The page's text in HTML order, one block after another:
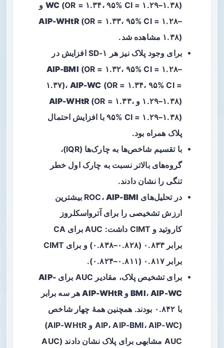
WC(OR = ۱.۳۴، ۹۵% CI = ۱.۲۹–۱.۳۸) و
AIP-WHtR(OR = ۱.۳۳، ۹۵% CI = ۱.۲۸–
۱.۳۸) مشاهده شد.
برای وجود پلاک نیز هر ۱-SD افزایش در
AIP-BMI (OR = ۱.۳۲، ۹۵% CI = ۱.۲۸–
۱.۳۷)، AIP-WC (OR = ۱.۳۴، ۹۵% CI =
۱.۲۹–۱.۳۸) و
AIP-WHtR(OR = ۱.۳۳،
۹۵% CI = ۱.۲۹–۱.۳۸) با افزایش احتمال
پلاک همراه بود.
با تقسیم شاخص‌ها به چارک‌ها (IQR)،
گروه‌های بالاتر نسبت به چارک اول خطر
تنگی را نشان دادند.
در تحلیل‌های ROC، AIP-BMI
بیشترین
ارزش تشخیصی را برای آترواسکلروز
کاروتید و CIMT داشت: AUC برای CA
برابر ۰.۸۳۳ (۰.۸۲۸–۰.۸۳۸) و برای CIMT
برابر ۰.۸۱۷ (۰.۸۱۱–۰.۸۲۴).
برای تشخیص پلاک، مقادیر AUC برای
AIP-
BMI،AIP-WC وAIP-WHtRهر سه برابر
با ۰.۸۴۲ بودند. همچنین همهٔ چهار شاخص
(AIP، AIP-BMI، AIP-WC و AIP-WHtR)
AUC مشابهی برای پلاک نشان دادند (AUC